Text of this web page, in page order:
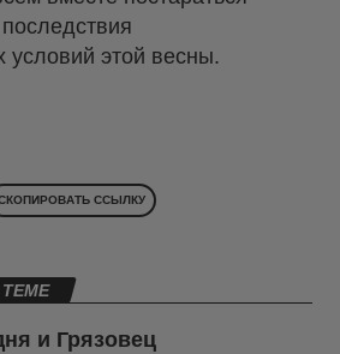
условий этой весны.
ССЫЛКУ
и Грязовец